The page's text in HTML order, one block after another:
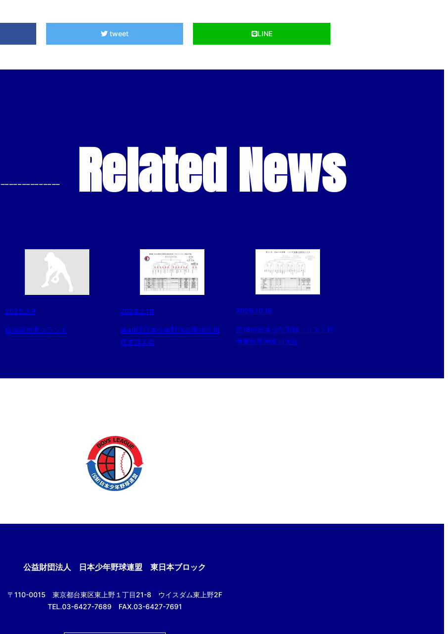
tweet LINE
-------------- Related News
2025.3.9
横浜南市原グランド
2024.2.18
第49回日本少年野球春季神奈川
県支部大会
2025.10.18
第18回日本少年野球 リスト杯
争奪秋季神奈川大会
公益財団法人 日本少年野球連盟 東日本ブロック
〒110-0015 東京都台東区東上野１丁目21-8 ウイスダム東上野2F
TEL.03-6427-7689 FAX.03-6427-7691